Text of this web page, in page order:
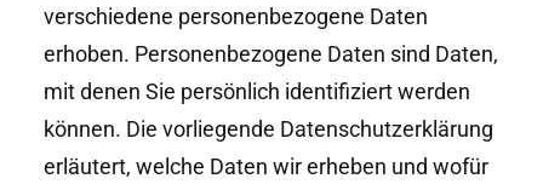
verschiedene personenbezogene Daten
erhoben. Personenbezogene Daten sind Daten,
mit denen Sie persönlich identifiziert werden
können. Die vorliegende Datenschutzerklärung
erläutert, welche Daten wir erheben und wofür